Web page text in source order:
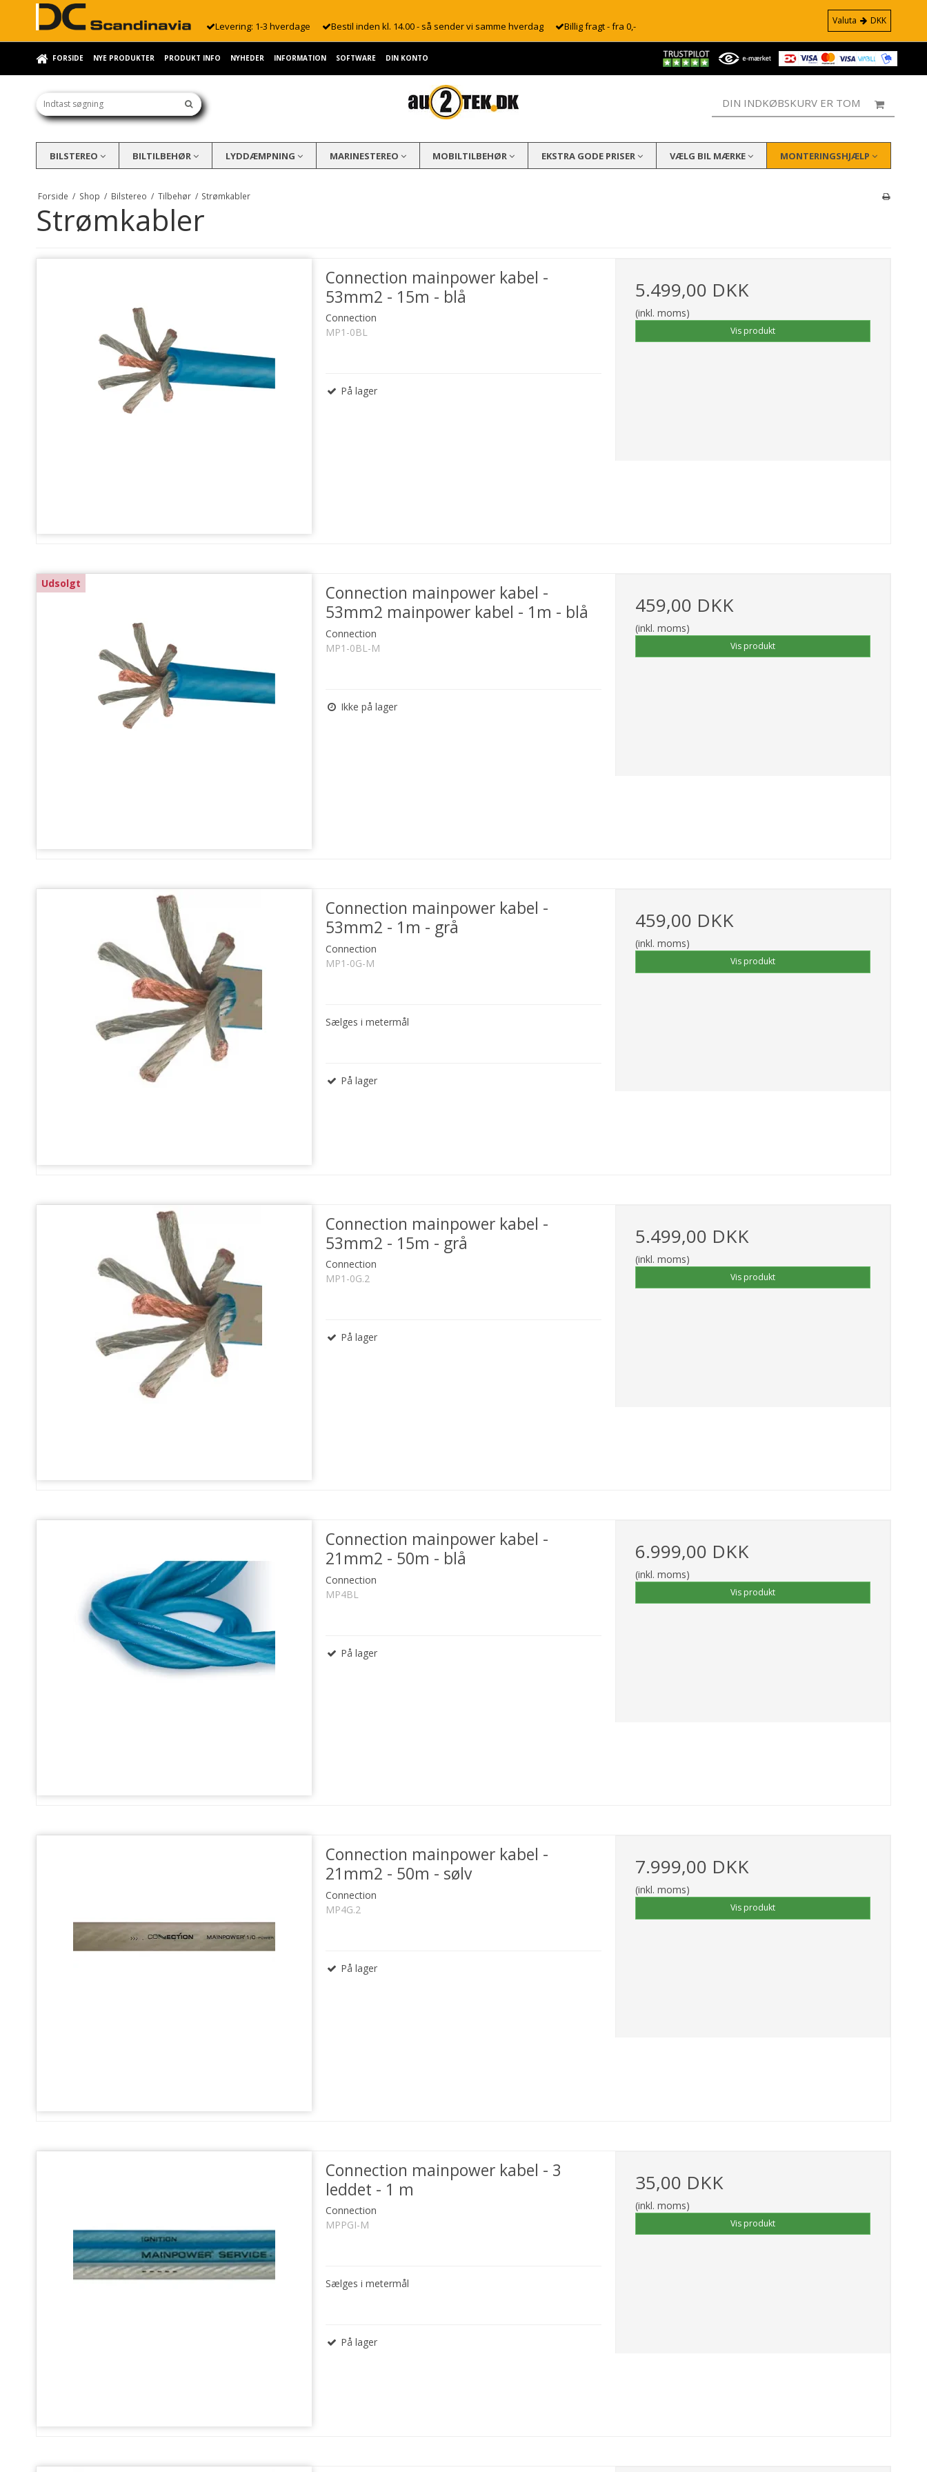
Levering: 1-3 hverdage Bestil inden kl. 14.00 - så sender vi samme hverdag Billig fragt - fra 0,- Valuta DKK
FORSIDE NYE PRODUKTER PRODUKT INFO NYHEDER INFORMATION SOFTWARE DIN KONTO
DIN INDKØBSKURV ER TOM
BILSTEREO BILTILBEHØR LYDDÆMPNING MARINESTEREO MOBILTILBEHØR EKSTRA GODE PRISER VÆLG BIL MÆRKE MONTERINGSHJÆLP
Forside / Shop / Bilstereo / Tilbehør / Strømkabler
Strømkabler
Connection mainpower kabel -
53mm2 - 15m - blå
Connection
MP1-0BL
På lager
5.499,00 DKK
(inkl. moms)
Vis produkt
Udsolgt
Connection mainpower kabel -
53mm2 mainpower kabel - 1m - blå
Connection
MP1-0BL-M
Ikke på lager
459,00 DKK
(inkl. moms)
Vis produkt
Connection mainpower kabel -
53mm2 - 1m - grå
Connection
MP1-0G-M
Sælges i metermål
På lager
459,00 DKK
(inkl. moms)
Vis produkt
Connection mainpower kabel -
53mm2 - 15m - grå
Connection
MP1-0G.2
På lager
5.499,00 DKK
(inkl. moms)
Vis produkt
Connection mainpower kabel -
21mm2 - 50m - blå
Connection
MP4BL
På lager
6.999,00 DKK
(inkl. moms)
Vis produkt
Connection mainpower kabel -
21mm2 - 50m - sølv
Connection
MP4G.2
På lager
7.999,00 DKK
(inkl. moms)
Vis produkt
Connection mainpower kabel - 3
leddet - 1 m
Connection
MPPGI-M
Sælges i metermål
På lager
35,00 DKK
(inkl. moms)
Vis produkt